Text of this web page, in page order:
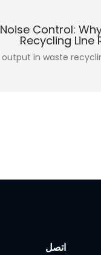
Control: Why
Recycling Line
output in waste
اتصل